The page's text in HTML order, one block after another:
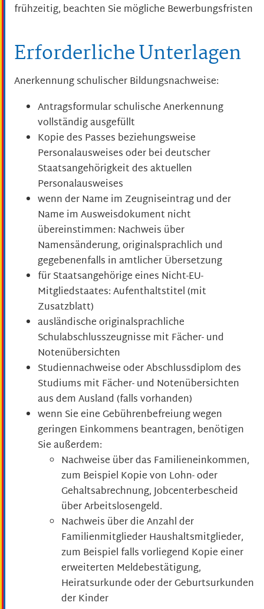
frühzeitig, beachten Sie mögliche Bewerbungsfristen
Erforderliche Unterlagen
Anerkennung schulischer Bildungsnachweise:
Antragsformular schulische Anerkennung
vollständig ausgefüllt
Kopie des Passes beziehungsweise
Personalausweisesoder bei deutscher
Staatsangehörigkeit des aktuellen
Personalausweises
wenn der Name im Zeugniseintrag und der
Name im Ausweisdokument nicht
übereinstimmen: Nachweis über
Namensänderung, originalsprachlich und
gegebenenfalls in amtlicher Übersetzung
für Staatsangehörige eines Nicht-EU-
Mitgliedstaates: Aufenthaltstitel (mit
Zusatzblatt)
ausländischeoriginalsprachliche
Schulabschlusszeugnisse mit Fächer- und
Notenübersichten
Studiennachweise oderAbschlussdiplom des
Studiums mit Fächer- und Notenübersichten
aus dem Ausland (falls vorhanden)
wenn Sie eine Gebührenbefreiung wegen
geringen Einkommens beantragen, benötigen
Sie außerdem:
Nachweise über das Familieneinkommen,
zum Beispiel Kopie von Lohn- oder
Gehaltsabrechnung, Jobcenterbescheid
über Arbeitslosengeld.
Nachweis über dieAnzahl der
FamilienmitgliederHaushaltsmitglieder,
zum Beispiel falls vorliegend Kopie einer
erweiterten Meldebestätigung,
Heiratsurkunde oder der Geburtsurkunden
der Kinder